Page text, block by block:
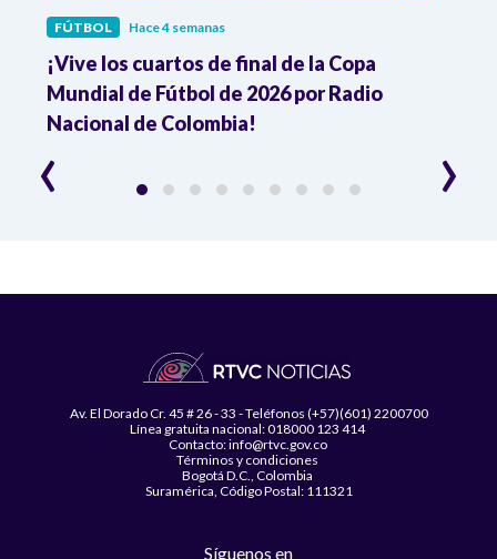
FÚTBOL Hace 4 semanas
¡Vive los cuartos de final de la Copa
Mundial de Fútbol de 2026 por Radio
Nacional de Colombia!
‹ ›
Av. El Dorado Cr. 45 # 26 - 33 - Teléfonos (+57)(601) 2200700
Línea gratuita nacional: 018000 123 414
Contacto: info@rtvc.gov.co
Términos y condiciones
Bogotá D.C., Colombia
Suramérica, Código Postal: 111321
Síguenos en